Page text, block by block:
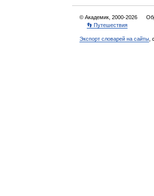
© Академик, 2000-2026
👣 Путешествия
Экспорт словарей на сайты